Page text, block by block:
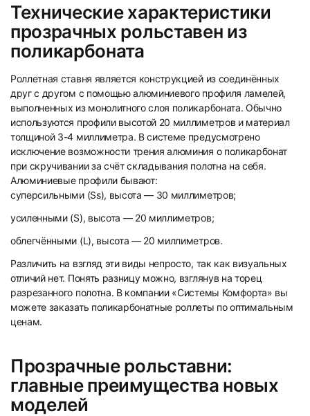
Технические характеристики
прозрачных рольставен из
поликарбоната
Роллетная ставня является конструкцией из соединённых
друг с другом с помощью алюминиевого профиля ламелей,
выполненных из монолитного слоя поликарбоната. Обычно
используются профили высотой 20 миллиметров и материал
толщиной 3-4 миллиметра. В системе предусмотрено
исключение возможности трения алюминия о поликарбонат
при скручивании за счёт складывания полотна на себя.
Алюминиевые профили бывают:
суперсильными (Ss), высота — 30 миллиметров;
усиленными (S), высота — 20 миллиметров;
облегчёнными (L), высота — 20 миллиметров.
Различить на взгляд эти виды непросто, так как визуальных
отличий нет. Понять разницу можно, взглянув на торец
разрезанного полотна. В компании «Системы Комфорта» вы
можете заказать поликарбонатные роллеты по оптимальным
ценам.
Прозрачные рольставни:
главные преимущества новых
моделей